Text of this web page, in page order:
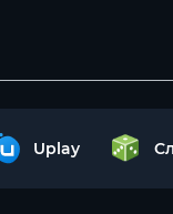
Uplay